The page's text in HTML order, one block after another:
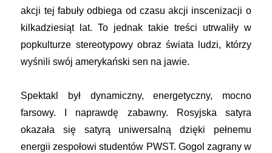
akcji tej fabuły odbiega od czasu akcji inscenizacji o
kilkadziesiąt lat. To jednak takie treści utrwaliły w
popkulturze stereotypowy obraz świata ludzi, którzy
wyśnili swój amerykański sen na jawie.
Spektakl był dynamiczny, energetyczny, mocno
farsowy. I naprawdę zabawny. Rosyjska satyra
okazała się satyrą uniwersalną dzięki pełnemu
energii zespołowi studentów PWST. Gogol zagrany w